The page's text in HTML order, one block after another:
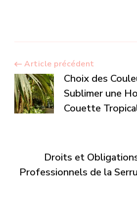
Navigation
d’article
Article précédent
Choix des
Sublimer une
Couette
Droits et
Professionnels de la